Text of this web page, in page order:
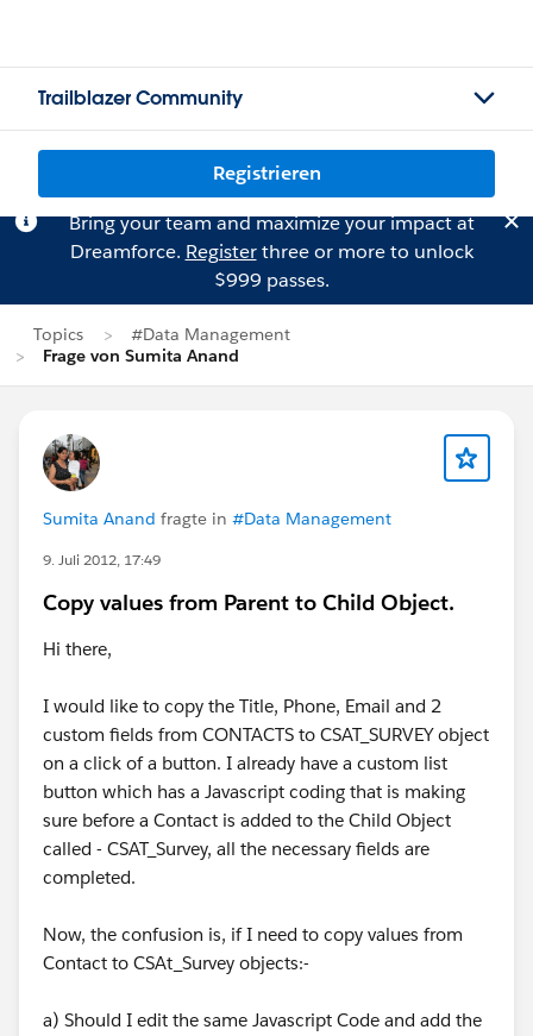
Trailblazer Community
Registrieren
Bring your team and maximize your impact at
Dreamforce. Registerthree or more to unlock
$999 passes.
Topics
#Data Management
Frage von Sumita Anand
Sumita Anand fragte in #Data Management
9. Juli 2012, 17:49
Copy values from Parent to Child Object.
Hi there,
I would like to copy the Title, Phone, Email and 2
custom fields from CONTACTS to CSAT_SURVEY object
on a click of a button. I already have a custom list
button which has a Javascript coding that is making
sure before a Contact is added to the Child Object
called - CSAT_Survey, all the necessary fields are
completed.
Now, the confusion is, if I need to copy values from
Contact to CSAt_Survey objects:-
a) Should I edit the same Javascript Code and add the